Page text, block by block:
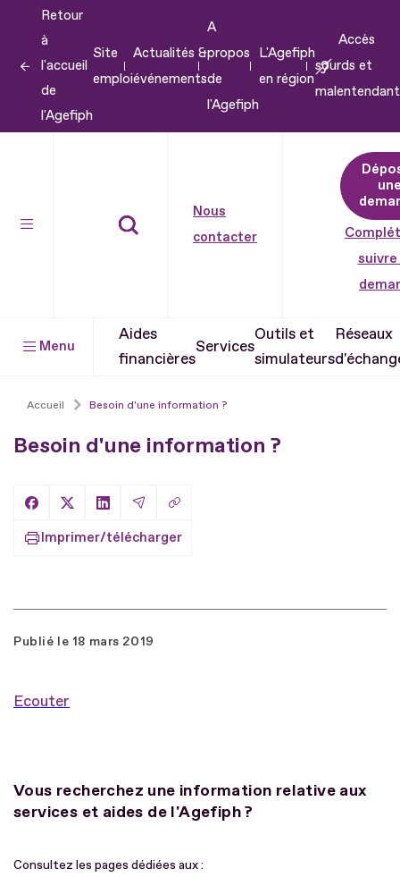
contenu
Retour
à
l'accueil
de
l'Agefiph
Site
emploi
Actualités &
événements
A
propos
de
l'Agefiph
L'Agefiph
en région
Accès
sourds et
Nous
contacter
suivre
Menu
Aides
financières
Services
Outils et
simulateurs
Réseaux
Accueil Besoin d'une information ?
Besoin d'une information ?
Partager sur Facebook
Partager sur X
Partager sur LinkedIn
Partager par Email
Copier le lien
Imprimer/télécharger
Publié le 18 mars 2019
Ecouter
Vous recherchez une information relative aux
services et aides de l'Agefiph ?
Consultez les pages dédiées aux :